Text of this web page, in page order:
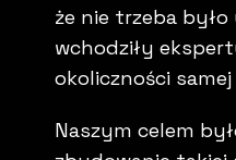
że nie trzeba
wchodziły
okoliczności samej
Naszym celem